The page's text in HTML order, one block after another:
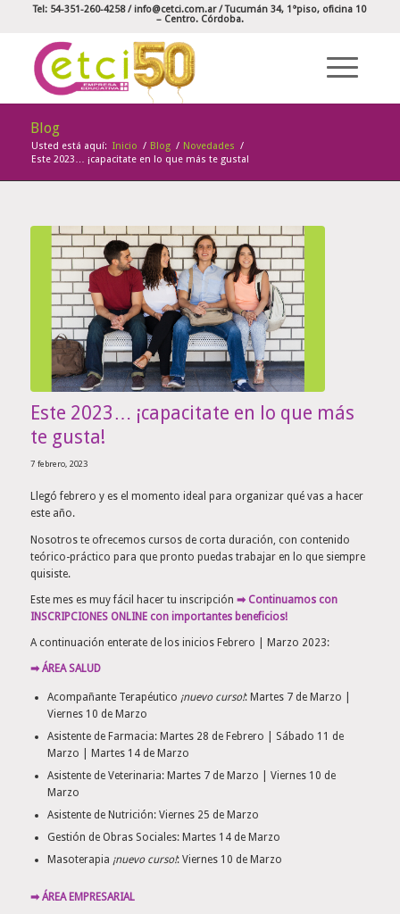
Tel: 54-351-260-4258 / info@cetci.com.ar/ Tucumán 34, 1°piso, oficina 10
– Centro. Córdoba.
Blog
Usted está aquí: Inicio / Blog / Novedades /
Este 2023… ¡capacitate en lo que más te gusta!
Este 2023… ¡capacitate en lo que más
te gusta!
7 febrero, 2023
Llegó febrero y es el momento ideal para organizar qué vas a hacer
este año.
Nosotros te ofrecemos cursos de corta duración, con contenido
teórico-práctico para que pronto puedas trabajar en lo que siempre
quisiste.
Este mes es muy fácil hacer tu inscripción ➡ Continuamos con
INSCRIPCIONES ONLINE con importantes beneficios!
A continuación enterate de los inicios Febrero | Marzo 2023:
➡ ÁREA SALUD
Acompañante Terapéutico ¡nuevo curso!: Martes 7 de Marzo |
Viernes 10 de Marzo
Asistente de Farmacia: Martes 28 de Febrero | Sábado 11 de
Marzo | Martes 14 de Marzo
Asistente de Veterinaria: Martes 7 de Marzo | Viernes 10 de
Marzo
Asistente de Nutrición: Viernes 25 de Marzo
Gestión de Obras Sociales: Martes 14 de Marzo
Masoterapia ¡nuevo curso!: Viernes 10 de Marzo
➡ ÁREA EMPRESARIAL